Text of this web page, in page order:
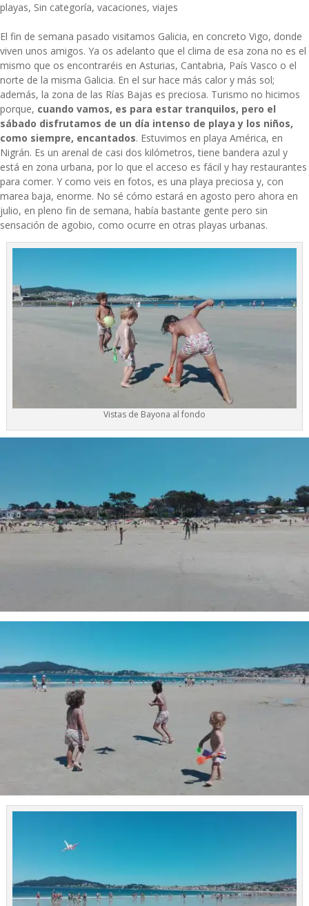
playas, Sin categoría, vacaciones, viajes
El fin de semana pasado visitamos Galicia, en concreto Vigo, donde
viven unos amigos. Ya os adelanto que el clima de esa zona no es el
mismo que os encontraréis en Asturias, Cantabria, País Vasco o el
norte de la misma Galicia. En el sur hace más calor y más sol;
además, la zona de las Rías Bajas es preciosa. Turismo no hicimos
porque, cuando vamos, es para estar tranquilos, pero el
sábado disfrutamos de un día intenso de playa y los niños,
como siempre, encantados. Estuvimos en playa América, en
Nigrán. Es un arenal de casi dos kilómetros, tiene bandera azul y
está en zona urbana, por lo que el acceso es fácil y hay restaurantes
para comer. Y como veis en fotos, es una playa preciosa y, con
marea baja, enorme. No sé cómo estará en agosto pero ahora en
julio, en pleno fin de semana, había bastante gente pero sin
sensación de agobio, como ocurre en otras playas urbanas.
Vistas de Bayona al fondo